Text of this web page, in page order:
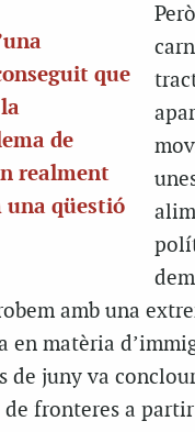
que
de
realment
una qüestió
amb una
en matèria
de juny va
fronteres a